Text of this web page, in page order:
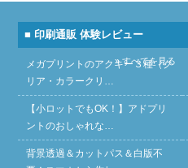
■ 印刷通販 体験レビュー
» すべてを見る
メガプリントのアクキー３種（ク
リア・カラークリ…
【小ロットでもOK！】アドプリ
ントのおしゃれな…
背景透過＆カットパス＆白版不